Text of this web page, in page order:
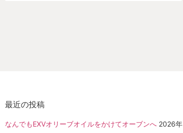
最近の投稿
なんでもEXVオリーブオイルをかけてオーブンへ 2026年